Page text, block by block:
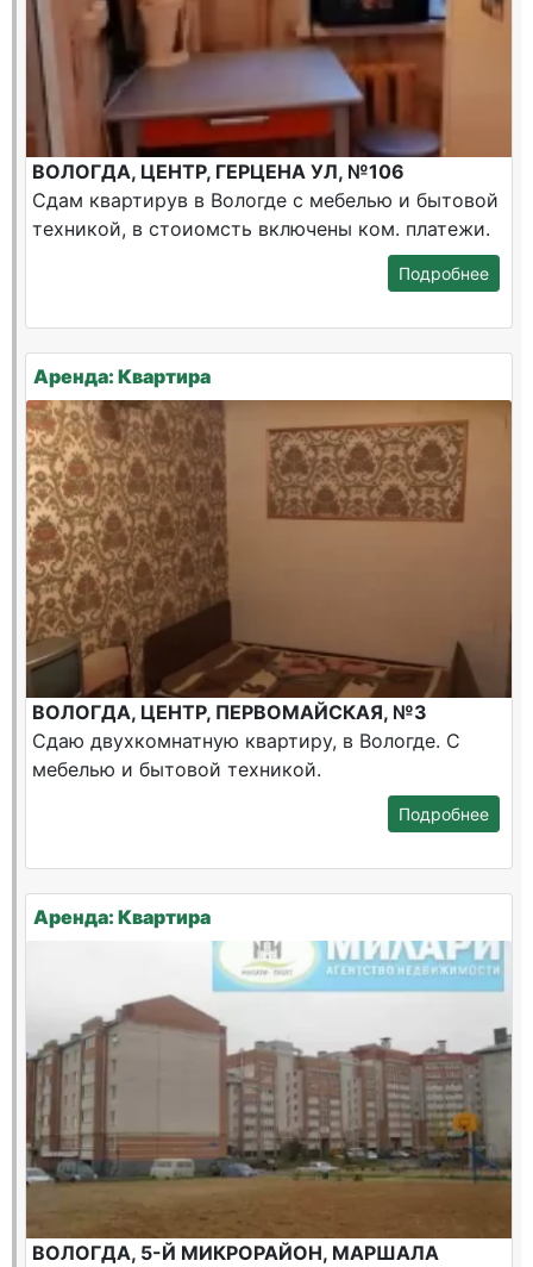
ВОЛОГДА, ЦЕНТР, ГЕРЦЕНА УЛ, №106
Сдам квартирув в Вологде с мебелью и бытовой
техникой, в стоиомсть включены ком. платежи.
Подробнее
Аренда: Квартира
ВОЛОГДА, ЦЕНТР, ПЕРВОМАЙСКАЯ, №3
Сдаю двухкомнатную квартиру, в Вологде. С
мебелью и бытовой техникой.
Подробнее
Аренда: Квартира
ВОЛОГДА, 5-Й МИКРОРАЙОН, МАРШАЛА